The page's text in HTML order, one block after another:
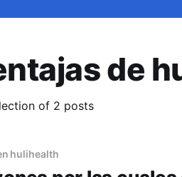
de
of 2 posts
hulihealth